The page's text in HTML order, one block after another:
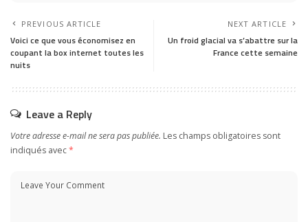
PREVIOUS ARTICLE
Voici ce que vous économisez en
coupant la box internet toutes les
nuits
NEXT ARTICLE
Un froid glacial va s’abattre sur la
France cette semaine
Leave a Reply
Votre adresse e-mail ne sera pas publiée. Les champs obligatoires sont
indiqués avec*